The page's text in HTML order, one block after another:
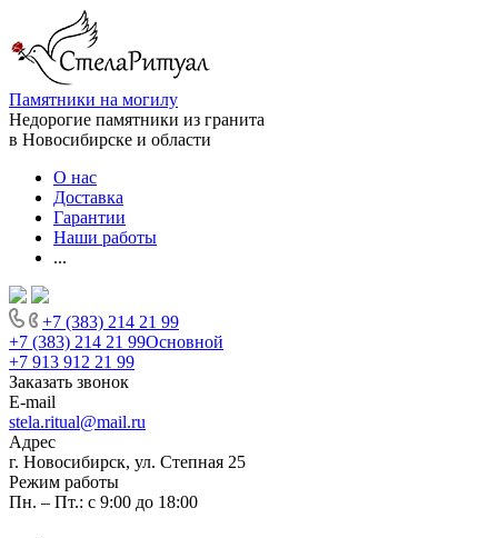
Памятники на могилу
Недорогие памятники из гранита
в Новосибирске и области
О нас
Доставка
Гарантии
Наши работы
...
+7 (383) 214 21 99
+7 (383) 214 21 99Основной
+7 913 912 21 99
Заказать звонок
E-mail
stela.ritual@mail.ru
Адрес
г. Новосибирск, ул. Степная 25
Режим работы
Пн. – Пт.: с 9:00 до 18:00